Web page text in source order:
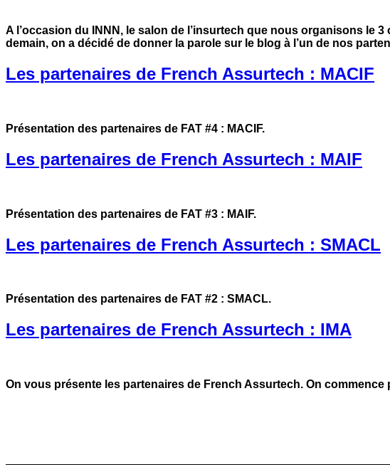
A l’occasion du INNN, le salon de l’insurtech que nous organisons le
demain, on a décidé de donner la parole sur le blog à l’un de nos
Les partenaires de French Assurtech : MACIF
Présentation des partenaires de FAT #4 : MACIF.
Les partenaires de French Assurtech : MAIF
Présentation des partenaires de FAT #3 : MAIF.
Les partenaires de French Assurtech : SMACL
Présentation des partenaires de FAT #2 : SMACL.
Les partenaires de French Assurtech : IMA
On vous présente les partenaires de French Assurtech. On commence